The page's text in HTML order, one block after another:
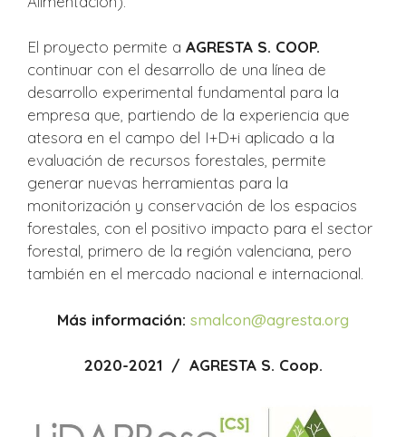
El proyecto permite a AGRESTA S. COOP.
continuar con el desarrollo de una línea de
desarrollo experimental fundamental para la
empresa que, partiendo de la experiencia que
atesora en el campo del I+D+i aplicado a la
evaluación de recursos forestales, permite
generar nuevas herramientas para la
monitorización y conservación de los espacios
forestales, con el positivo impacto para el sector
forestal, primero de la región valenciana, pero
también en el mercado nacional e internacional.
Más información: smalcon@agresta.org
2020-2021 / AGRESTA S. Coop.